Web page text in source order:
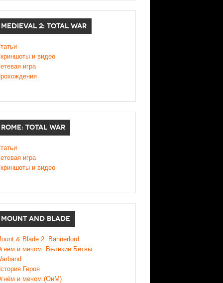
MEDIEVAL 2: TOTAL WAR
и видео
игра
ROME: TOTAL WAR
игра
и видео
MOUNT AND BLADE
& Blade 2: Bannerlord
и мечом: Великие Битвы
Героя
и мечом (ОиМ)